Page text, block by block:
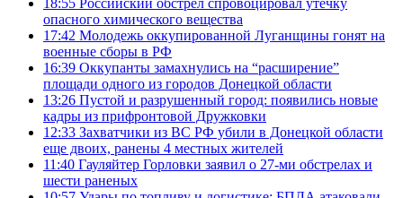
опасного химического вещества
17:42 Молодежь оккупированной Луганщины гонят на
военные сборы в РФ
16:39 Оккупанты замахнулись на “расширение”
площади одного из городов Донецкой области
13:26 Пустой и разрушенный город: появились новые
кадры из прифронтовой Дружковки
12:33 Захватчики из ВС РФ убили в Донецкой области
еще двоих, ранены 4 местных жителей
11:40 Гауляйтер Горловки заявил о 27-ми обстрелах и
шести раненых